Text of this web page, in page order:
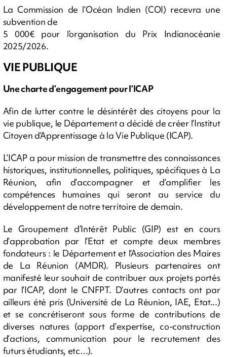
La Commission de l’Océan Indien (COI) recevra une
subvention de
5 000€ pour l’organisation du Prix Indianocéanie
2025/2026.
VIE PUBLIQUE
Une charte d’engagement pour l’ICAP
Afin de lutter contre le désintérêt des citoyens pour la
vie publique, le Département a décidé de créer l’Institut
Citoyen d’Apprentissage à la Vie Publique (ICAP).
L’ICAP a pour mission de transmettre des connaissances
historiques, institutionnelles, politiques, spécifiques à La
Réunion, afin d’accompagner et d’amplifier les
compétences humaines qui seront au service du
développement de notre territoire de demain.
Le Groupement d’Intérêt Public (GIP) est en cours
d’approbation par l’Etat et compte deux membres
fondateurs : le Département et l’Association des Maires
de La Réunion (AMDR). Plusieurs partenaires ont
manifesté leur souhait de contribuer aux projets portés
par l’ICAP, dont le CNFPT. D’autres contacts ont par
ailleurs été pris (Université de La Réunion, IAE, Etat...)
et se concrétiseront sous forme de contributions de
diverses natures (apport d’expertise, co-construction
d’actions, communication pour le recrutement des
futurs étudiants, etc…).